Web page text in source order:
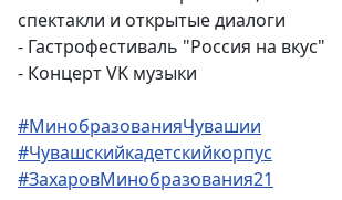
спектакли и открытые диалоги
- Гастрофестиваль "Россия на вкус"
- Концерт VK музыки
#МинобразованияЧувашии
#Чувашскийкадетскийкорпус
#ЗахаровМинобразования21